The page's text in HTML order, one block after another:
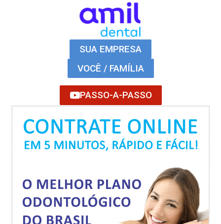
SUA EMPRESA
VOCÊ / FAMÍLIA
PASSO-A-PASSO